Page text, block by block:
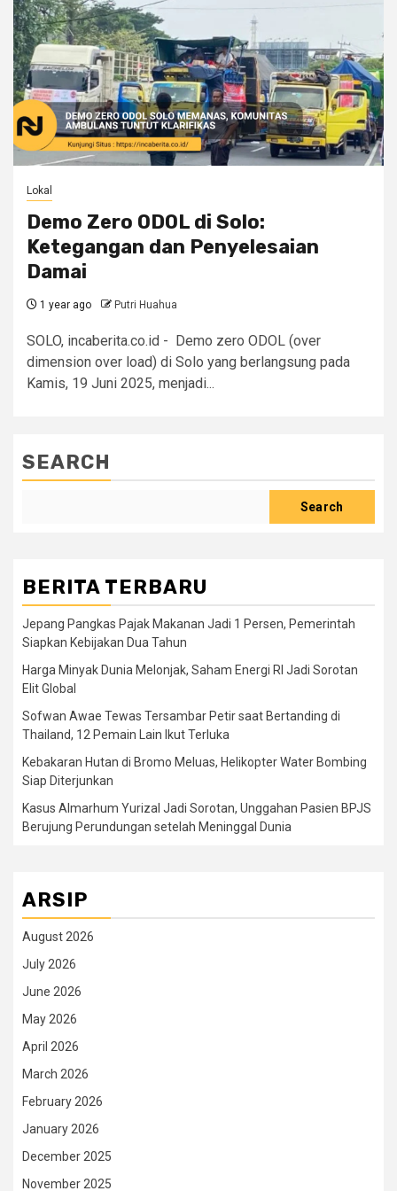
Lokal
Demo Zero ODOL di Solo:
Ketegangan dan Penyelesaian
Damai
1 year ago Putri Huahua
SOLO, incaberita.co.id - Demo zero ODOL (over
dimension over load) di Solo yang berlangsung pada
Kamis, 19 Juni 2025, menjadi...
SEARCH
Search
BERITA TERBARU
Jepang Pangkas Pajak Makanan Jadi 1 Persen, Pemerintah
Siapkan Kebijakan Dua Tahun
Harga Minyak Dunia Melonjak, Saham Energi RI Jadi Sorotan
Elit Global
Sofwan Awae Tewas Tersambar Petir saat Bertanding di
Thailand, 12 Pemain Lain Ikut Terluka
Kebakaran Hutan di Bromo Meluas, Helikopter Water Bombing
Siap Diterjunkan
Kasus Almarhum Yurizal Jadi Sorotan, Unggahan Pasien BPJS
Berujung Perundungan setelah Meninggal Dunia
ARSIP
August 2026
July 2026
June 2026
May 2026
April 2026
March 2026
February 2026
January 2026
December 2025
November 2025